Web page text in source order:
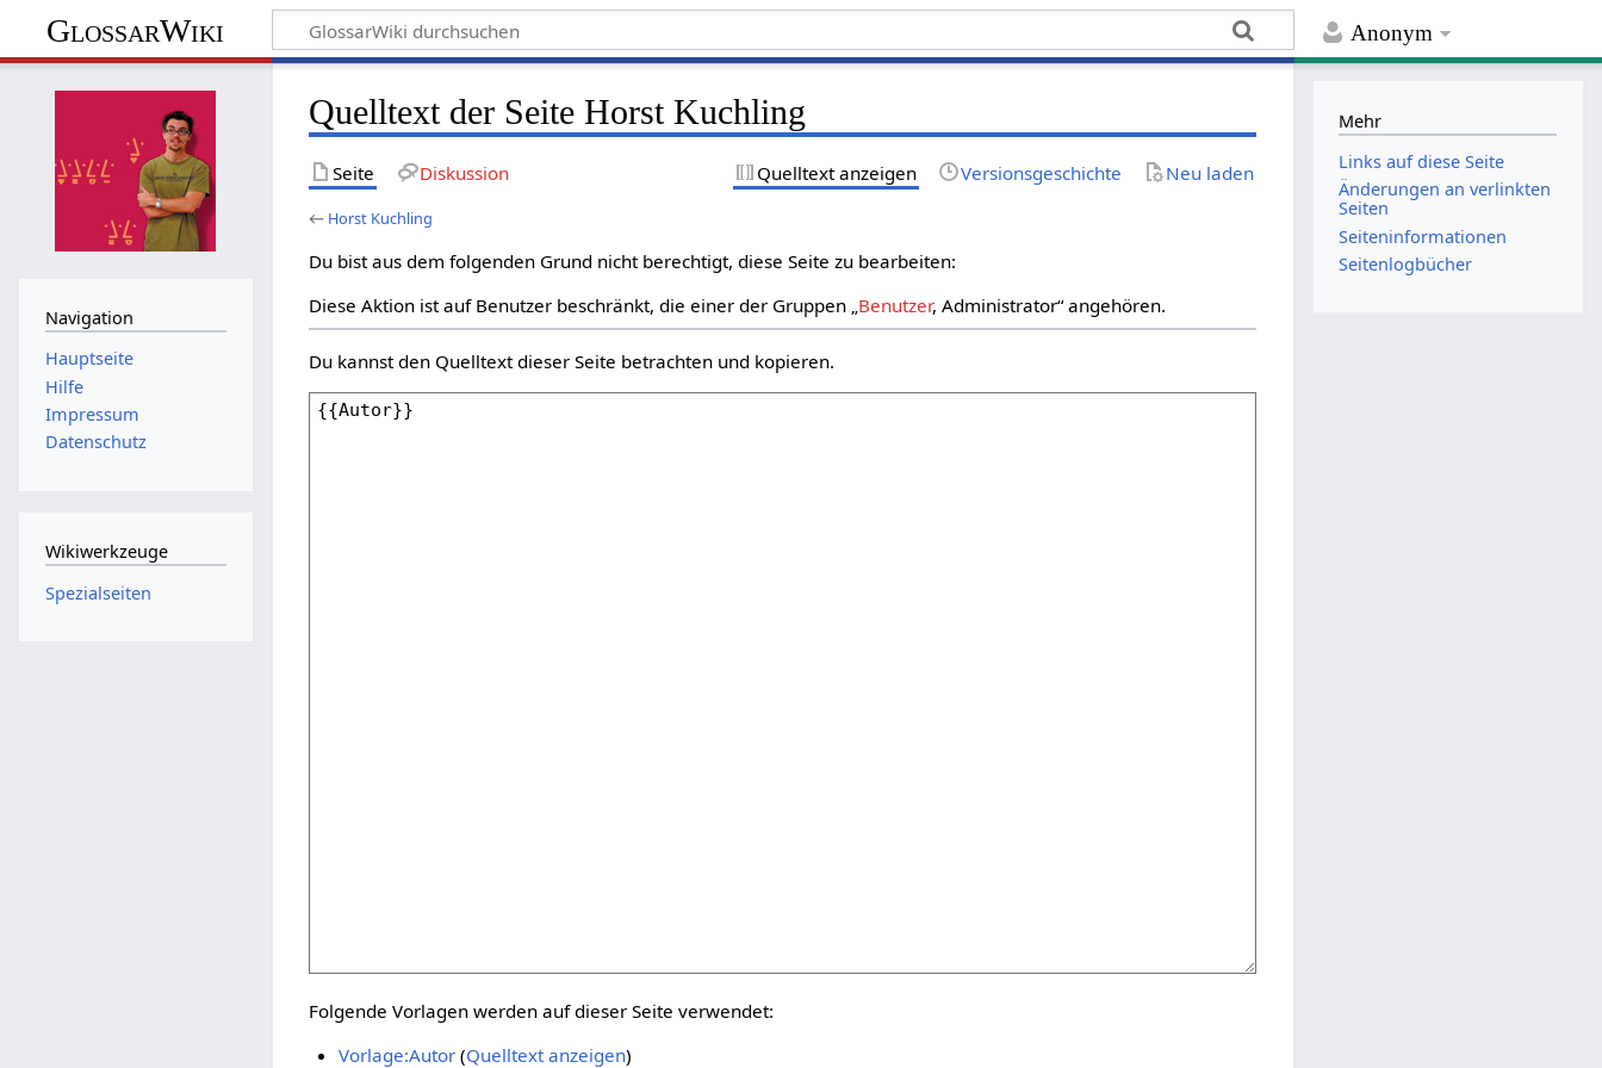
Anonym
GlossarWiki
Quelltext der Seite Horst Kuchling
Seite Diskussion Quelltext anzeigen Versionsgeschichte Neu laden
← Horst Kuchling
Du bist aus dem folgenden Grund nicht berechtigt, diese Seite zu bearbeiten:
Diese Aktion ist auf Benutzer beschränkt, die einer der Gruppen „Benutzer, Administrator“ angehören.
Du kannst den Quelltext dieser Seite betrachten und kopieren.
Folgende Vorlagen werden auf dieser Seite verwendet:
Vorlage:Autor(Quelltext anzeigen)
Navigation
Hauptseite
Hilfe
Impressum
Datenschutz
Wikiwerkzeuge
Spezialseiten
Mehr
Links auf diese Seite
Änderungen an verlinkten
Seiten
Seiten­­informationen
Seitenlogbücher